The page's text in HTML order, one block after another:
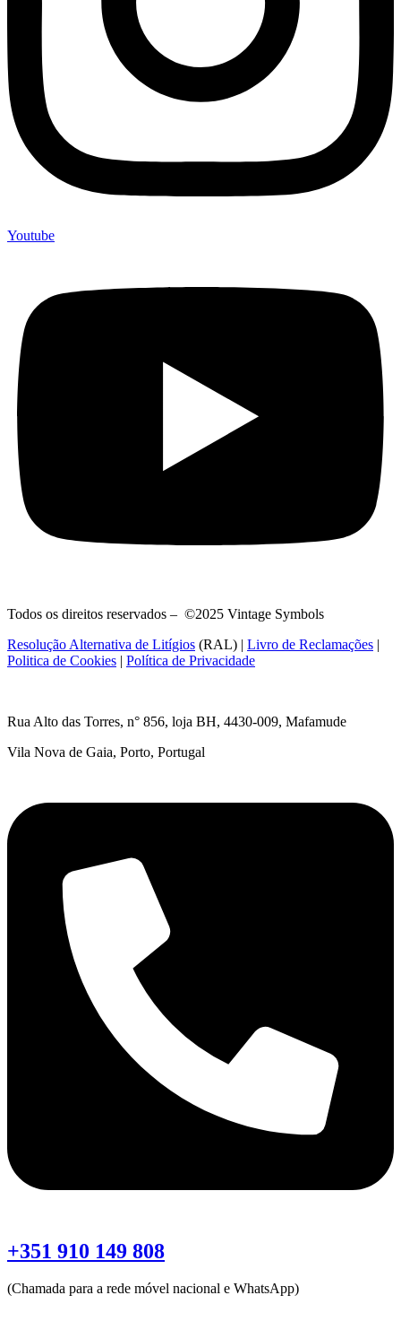
Youtube
Todos os direitos reservados – ©2025 Vintage Symbols
Resolução Alternativa de Litígios (RAL) | Livro de Reclamações |
Politica de Cookies | Política de Privacidade
Rua Alto das Torres, n° 856, loja BH, 4430-009, Mafamude
Vila Nova de Gaia, Porto, Portugal
+351 910 149 808
(Chamada para a rede móvel nacional e WhatsApp)